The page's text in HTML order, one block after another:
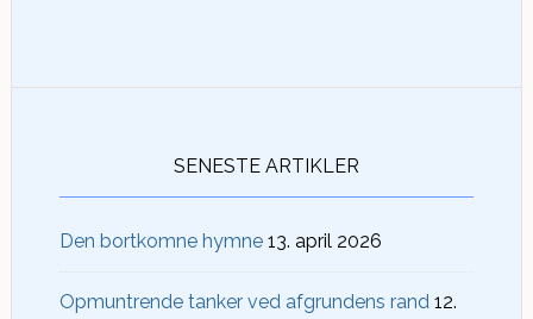
SENESTE ARTIKLER
Den bortkomne hymne 13. april 2026
Opmuntrende tanker ved afgrundens rand 12.